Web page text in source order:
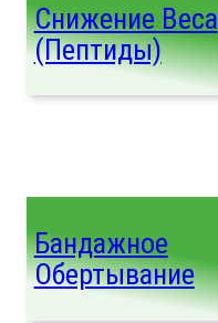
Снижение Веса
(пептиды)
Бандажное
Обертывание